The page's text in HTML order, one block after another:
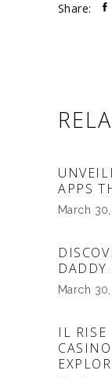
Share:
APPS
March
DADDY
March
IL RISE